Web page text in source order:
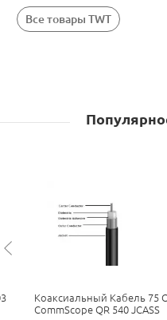
Все товары TWT
Коаксиальный Кабель 75
CommScope QR 540 JCASS